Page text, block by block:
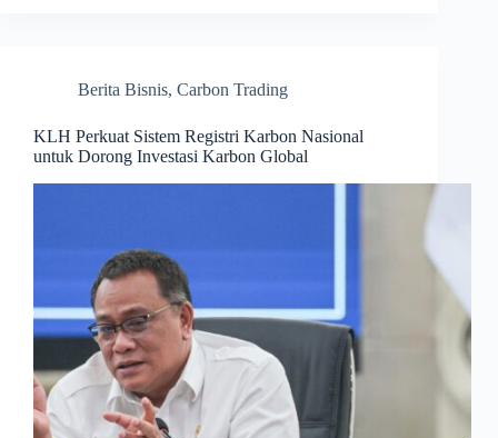
Berita Bisnis, Carbon Trading
KLH Perkuat Sistem Registri Karbon Nasional
untuk Dorong Investasi Karbon Global